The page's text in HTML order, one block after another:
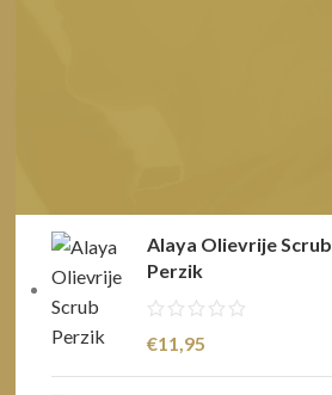
Alaya Olievrije Scrub
Perzik
€11,95